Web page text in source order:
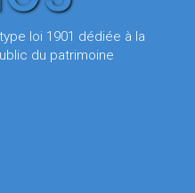
loi 1901 dédiée à la
du patrimoine